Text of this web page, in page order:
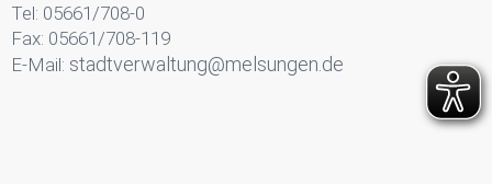
Tel: 05661/708-0
Fax: 05661/708-119
E-Mail: stadtverwaltung@melsungen.de